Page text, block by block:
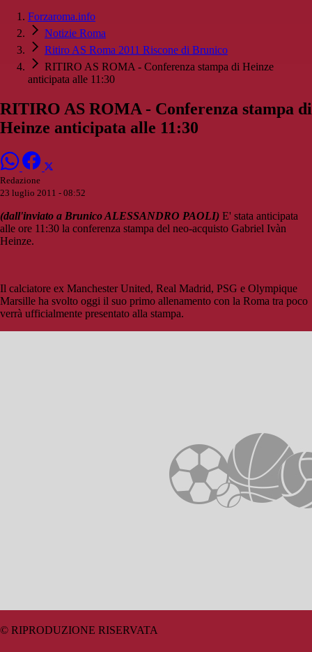
Forzaroma.info
Notizie Roma
Ritiro AS Roma 2011 Riscone di Brunico
RITIRO AS ROMA - Conferenza stampa di Heinze
anticipata alle 11:30
RITIRO AS ROMA - Conferenza stampa di
Heinze anticipata alle 11:30
Redazione
23 luglio 2011 - 08:52
(dall'inviato a Brunico ALESSANDRO PAOLI) E' stata anticipata
alle ore 11:30 la conferenza stampa del neo-acquisto Gabriel Ivàn
Heinze.
Il calciatore ex Manchester United, Real Madrid, PSG e Olympique
Marsille ha svolto oggi il suo primo allenamento con la Roma tra poco
verrà ufficialmente presentato alla stampa.
© RIPRODUZIONE RISERVATA